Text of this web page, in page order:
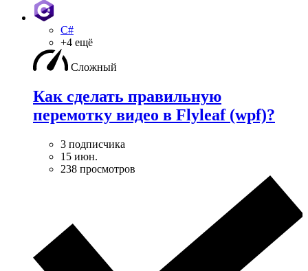
C#
+4 ещё
Сложный
Как сделать правильную
перемотку видео в Flyleaf (wpf)?
3 подписчика
15 июн.
238 просмотров